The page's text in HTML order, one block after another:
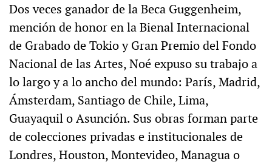
Dos veces ganador de la Beca Guggenheim,
mención de honor en la Bienal Internacional
de Grabado de Tokio y Gran Premio del Fondo
Nacional de las Artes, Noé expuso su trabajo a
lo largo y a lo ancho del mundo: París, Madrid,
Ámsterdam, Santiago de Chile, Lima,
Guayaquil o Asunción. Sus obras forman parte
de colecciones privadas e institucionales de
Londres, Houston, Montevideo, Managua o